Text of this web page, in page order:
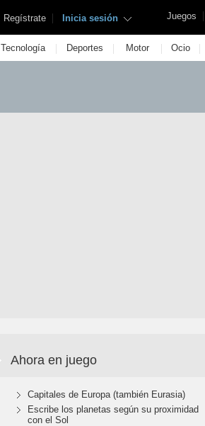
Juegos |
Regístrate | Inicia sesión
Tecnología | Deportes | Motor | Ocio |
Ahora en juego
Capitales de Europa (también Eurasia)
Escribe los planetas según su proximidad
con el Sol